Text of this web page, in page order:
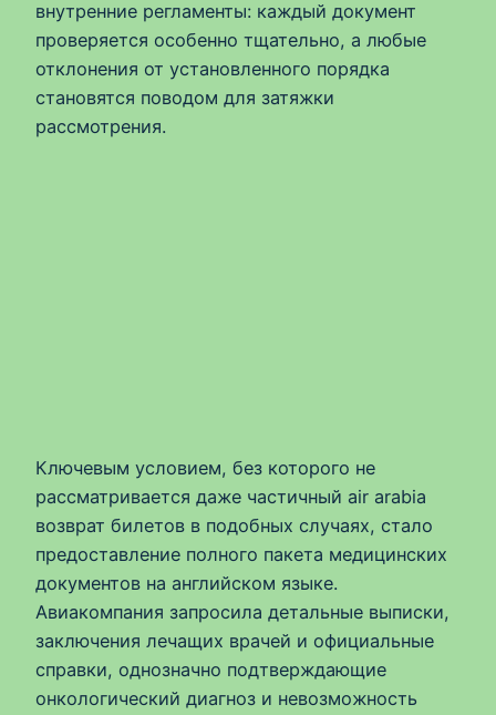
внутренние регламенты: каждый документ
проверяется особенно тщательно, а любые
отклонения от установленного порядка
становятся поводом для затяжки
рассмотрения.
Ключевым условием, без которого не
рассматривается даже частичный air arabia
возврат билетов в подобных случаях, стало
предоставление полного пакета медицинских
документов на английском языке.
Авиакомпания запросила детальные выписки,
заключения лечащих врачей и официальные
справки, однозначно подтверждающие
онкологический диагноз и невозможность